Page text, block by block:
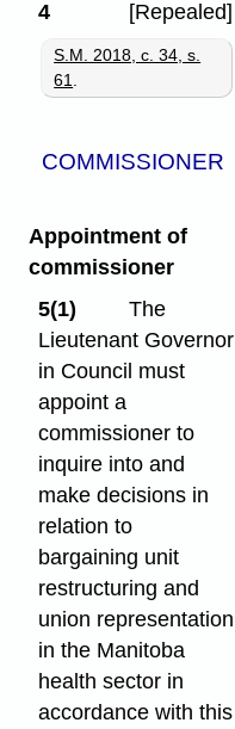
4 [Repealed]
S.M. 2018, c. 34, s.
61
COMMISSIONER
Appointment of
commissioner
5(1)
The
Lieutenant Governor
in Council must
appoint a
commissioner to
inquire into and
make decisions in
relation to
bargaining unit
restructuring and
union representation
in the Manitoba
health sector in
accordance with this